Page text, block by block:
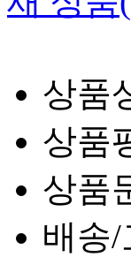
상품
상품
상품
배송/